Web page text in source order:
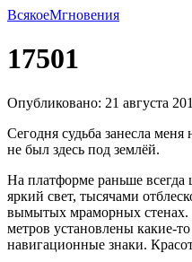
ВсякоеМгновения
17501
Опубликовано: 21 августа
Сегодня судьба занесла
не был здесь под землёй.
На платформе раньше
яркий свет, тысячами
вымытых мраморных стенах.
метров установлены какие-то
навигационные знаки.